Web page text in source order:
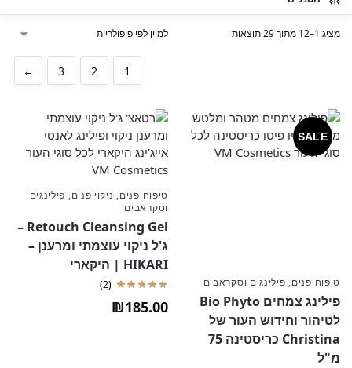
מציג 1–12 מתוך 29 תוצאות
1
2
3
←
SALE
טיפוח פנים, פילינגים וסקראבים
פילינג צמחים Bio Phyto
לטיהור וחידוש העור של
Christina כריסטינה 75
מ"ל
טיפוח פנים, ניקוי פנים, פילינגים
וסקראבים
Retouch Cleansing Gel –
ג'ל ניקוי עוצמתי ומרענן –
HIKARI | היקארי
(2)
₪185.00